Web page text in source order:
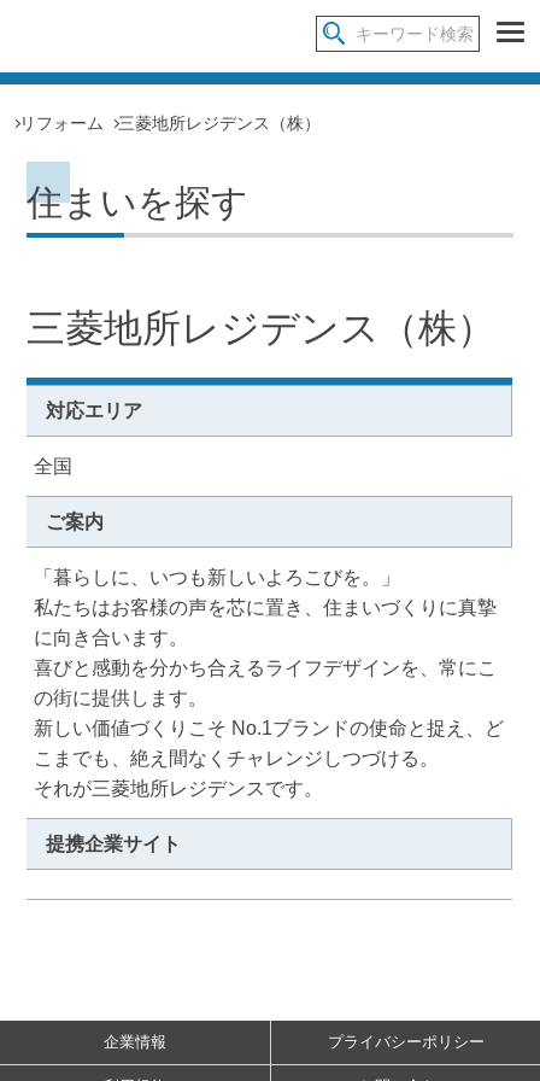
リフォーム 三菱地所レジデンス（株）
住まいを探す
三菱地所レジデンス（株）
対応エリア
全国
ご案内
「暮らしに、いつも新しいよろこびを。」
私たちはお客様の声を芯に置き、住まいづくりに真摯
に向き合います。
喜びと感動を分かち合えるライフデザインを、常にこ
の街に提供します。
新しい価値づくりこそ No.1ブランドの使命と捉え、ど
こまでも、絶え間なくチャレンジしつづける。
それが三菱地所レジデンスです。
提携企業サイト
企業情報 プライバシーポリシー